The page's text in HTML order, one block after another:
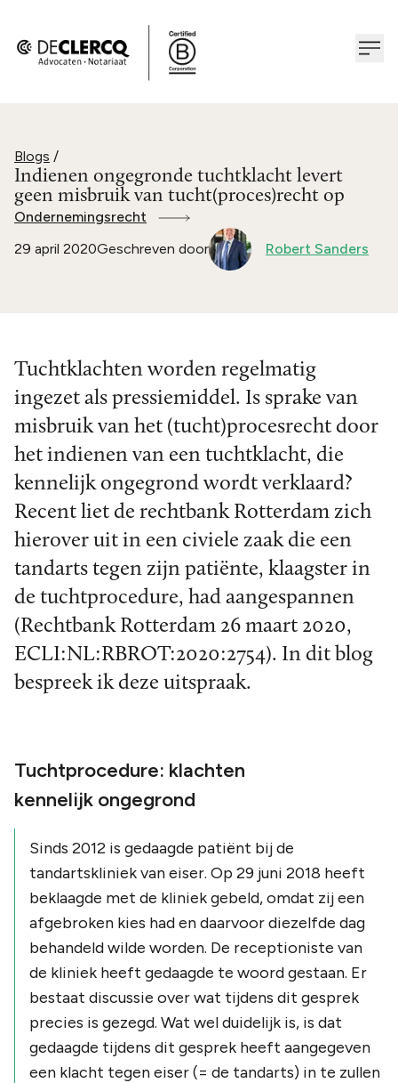
Blogs /
Indienen ongegronde tuchtklacht levert
geen misbruik van tucht(proces)recht op
Ondernemingsrecht
29 april 2020Geschreven door Robert Sanders
Tuchtklachten worden regelmatig
ingezet als pressiemiddel. Is sprake van
misbruik van het (tucht)procesrecht door
het indienen van een tuchtklacht, die
kennelijk ongegrond wordt verklaard?
Recent liet de rechtbank Rotterdam zich
hierover uit in een civiele zaak die een
tandarts tegen zijn patiënte, klaagster in
de tuchtprocedure, had aangespannen
(Rechtbank Rotterdam 26 maart 2020,
ECLI:NL:RBROT:2020:2754). In dit blog
bespreek ik deze uitspraak.
Tuchtprocedure: klachten
kennelijk ongegrond
Sinds 2012 is gedaagde patiënt bij de
tandartskliniek van eiser. Op 29 juni 2018 heeft
beklaagde met de kliniek gebeld, omdat zij een
afgebroken kies had en daarvoor diezelfde dag
behandeld wilde worden. De receptioniste van
de kliniek heeft gedaagde te woord gestaan. Er
bestaat discussie over wat tijdens dit gesprek
precies is gezegd. Wat wel duidelijk is, is dat
gedaagde tijdens dit gesprek heeft aangegeven
een klacht tegen eiser (= de tandarts) in te zullen